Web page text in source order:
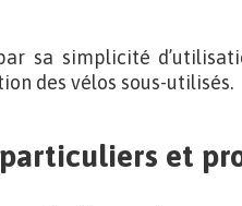
sa simplicité
des vélos sous-utilisés.
et